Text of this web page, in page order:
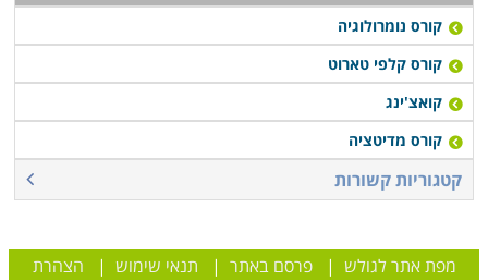
קורס נומרולוגיה
קורס קלפי טארוט
קואצ'ינג
קורס מדיטציה
קטגוריות קשורות
מפת אתר לגולש |פרסם באתר | תנאי שימוש | הצהרת